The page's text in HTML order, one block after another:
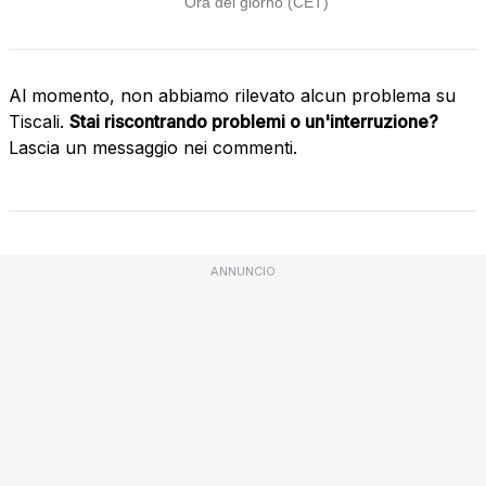
Al momento, non abbiamo rilevato alcun problema su
Tiscali. Stai riscontrando problemi o un'interruzione?
Lascia un messaggio nei commenti.
ANNUNCIO